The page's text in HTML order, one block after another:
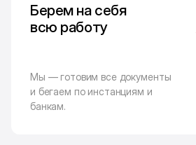
Берем на себя
всю работу
Мы — готовим все документы
и бегаем по инстанциям и
банкам.